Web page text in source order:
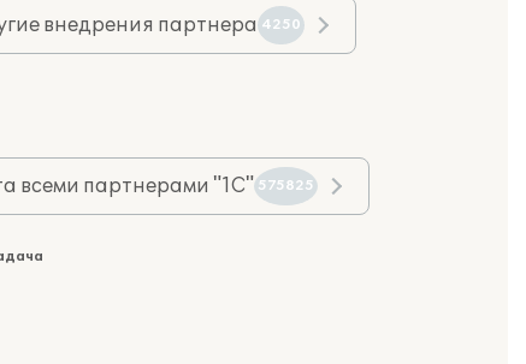
внедрения партнера 4250
всеми партнерами "1С" 575825